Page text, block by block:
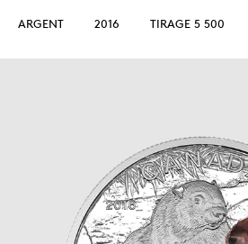
ARGENT 2016 TIRAGE 5 500